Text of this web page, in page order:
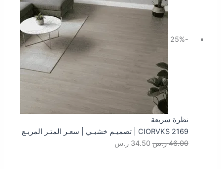
-25%
نظرة سريعة
CIORVKS 2169 | تصميـم خشبـي | سعـر المتـر المربـع
46.00 ر.س 34.50 ر.س